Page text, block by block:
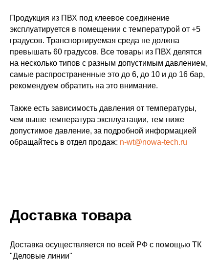
Продукция из ПВХ под клеевое соединение
эксплуатируется в помещении с температурой от +5
градусов. Транспортируемая среда не должна
превышать 60 градусов. Все товары из ПВХ делятся
на несколько типов с разным допустимым давлением,
самые распространенные это до 6, до 10 и до 16 бар,
рекомендуем обратить на это внимание.
Также есть зависимость давления от температуры,
чем выше температура эксплуатации, тем ниже
допустимое давление, за подробной информацией
обращайтесь в отдел продаж: n-wt@nowa-tech.ru
Доставка товара
Доставка осуществляется по всей РФ с помощью ТК
"Деловые линии"